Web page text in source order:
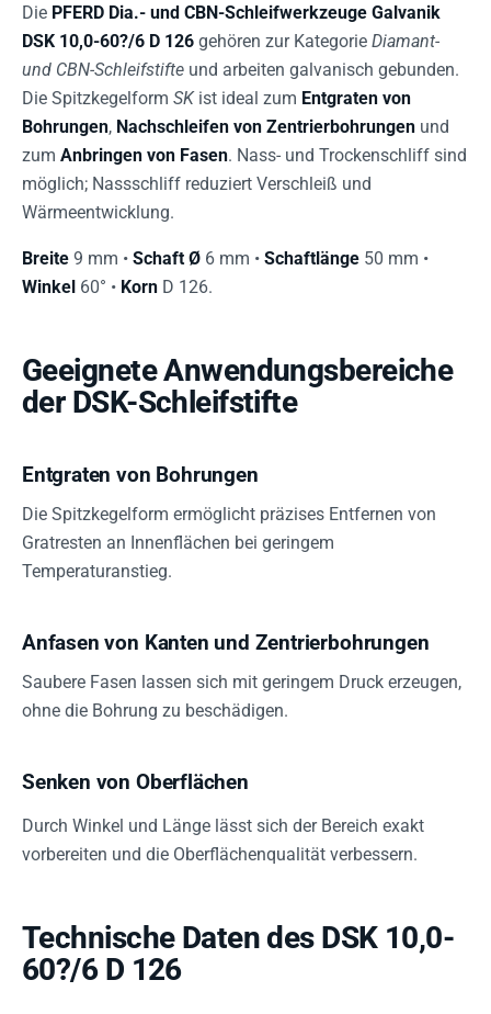
Die PFERD Dia.- und CBN-Schleifwerkzeuge Galvanik
DSK 10,0-60?/6 D 126 gehören zur Kategorie Diamant-
und CBN-Schleifstifte und arbeiten galvanisch gebunden.
Die Spitzkegelform SKist ideal zum Entgraten von
Bohrungen, Nachschleifen von Zentrierbohrungen und
zum Anbringen von Fasen. Nass- und Trockenschliff sind
möglich; Nassschliff reduziert Verschleiß und
Wärmeentwicklung.
Breite 9 mm • Schaft Ø 6 mm • Schaftlänge 50 mm •
Winkel 60° • Korn D 126.
Geeignete Anwendungsbereiche
der DSK-Schleifstifte
Entgraten von Bohrungen
Die Spitzkegelform ermöglicht präzises Entfernen von
Gratresten an Innenflächen bei geringem
Temperaturanstieg.
Anfasen von Kanten und Zentrierbohrungen
Saubere Fasen lassen sich mit geringem Druck erzeugen,
ohne die Bohrung zu beschädigen.
Senken von Oberflächen
Durch Winkel und Länge lässt sich der Bereich exakt
vorbereiten und die Oberflächenqualität verbessern.
Technische Daten des DSK 10,0-
60?/6 D 126